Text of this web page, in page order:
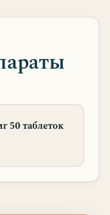
50 таблеток